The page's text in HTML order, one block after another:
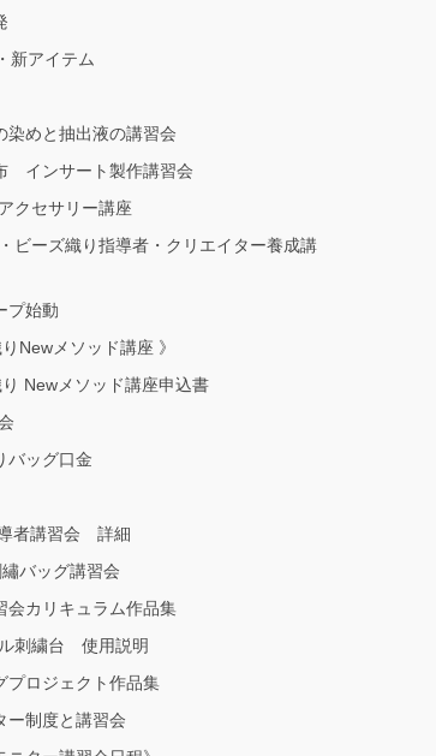
新アイテム
染めと抽出液の講習会
インサート製作講習会
クセサリー講座
ビーズ織り指導者・クリエイター養成講
プ始動
Newメソッド講座 》
Newメソッド講座申込書
バッグ口金
者講習会 詳細
バッグ講習会
会カリキュラム作品集
刺繍台 使用説明
プロジェクト作品集
ー制度と講習会